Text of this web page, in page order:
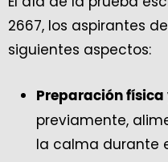
2667, los aspirantes
siguientes aspectos:
Preparación física
previamente,
la calma durante